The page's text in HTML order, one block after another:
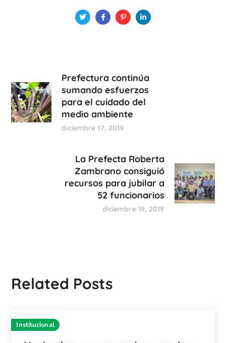
Prefectura continúa
sumando esfuerzos
para el cuidado del
medio ambiente
diciembre 17, 2019
La Prefecta Roberta
Zambrano consiguió
recursos para jubilar a
52 funcionarios
diciembre 19, 2019
Related Posts
Institucional